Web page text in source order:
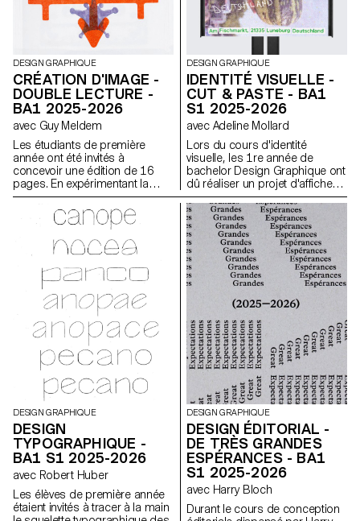
DESIGN GRAPHIQUE
CRÉATION D'IMAGE -
DOUBLE LECTURE -
BA1 2025-2026
avec Guy Meldem
Les étudiants de première
année ont été invités à
concevoir une édition de 16
pages. En expérimentant la
bichromie par diverses
techniques d'impression, ils
ont séquencé une lecture
couleurs imprimées.
DESIGN GRAPHIQUE
IDENTITÉ VISUELLE -
CUT & PASTE - BA1
S1 2025-2026
avec Adeline Mollard
Lors du cours d'identité
visuelle, les 1re année de
bachelor Design Graphique ont
dû réaliser un projet d'affiches
à partir d'un événement tiré au
hasard. Ils ont du définir leur
propre système visuel et ont
exploré une recherche
d'affiches typographiques
réalisées à la main. L'identité
visuelle de l'événement a été
développée au travers d'une
affiche et d'un flyer,
accompagnés d'un carnet de
recherche regroupant
l'ensemble de leur processus
créatif.
DESIGN GRAPHIQUE
DESIGN
TYPOGRAPHIQUE -
BA1 S1 2025-2026
avec Robert Huber
Les élèves de première année
étaient invités à tracer à la main
DESIGN GRAPHIQUE
DESIGN ÉDITORIAL -
DE TRÈS GRANDES
ESPÉRANCES - BA1
S1 2025-2026
avec Harry Bloch
Durant le cours de conception